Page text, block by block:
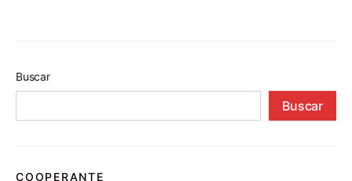
Buscar
Buscar
COOPERANTE